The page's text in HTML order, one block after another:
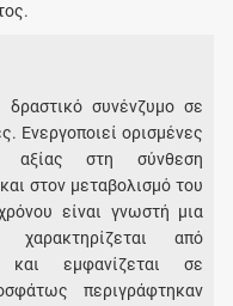
συνένζυμο σε
Ενεργοποιεί ορισμένες
αξίας στη σύνθεση
στον μεταβολισμό του
είναι γνωστή μια
από
και εμφανίζεται σε
περιγράφτηκαν